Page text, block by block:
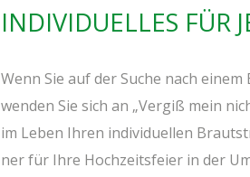
INDI­VI­DU­EL­LES FÜR
Wenn Sie auf der Suche nach
wen­den Sie sich an „Ver­giß mein
im Leben Ihren indi­vi­du­el­len
ner für Ihre Hoch­zeits­fei­er in der